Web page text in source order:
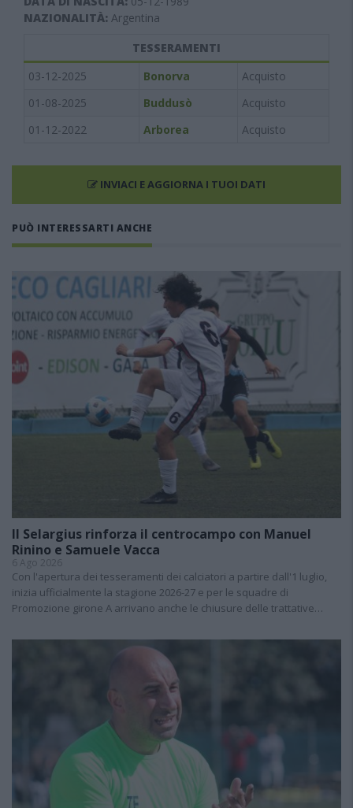
NAZIONALITÀ: Argentina
TESSERAMENTI
03-12-2025
Bonorva
Acquisto
01-08-2025
Buddusò
Acquisto
01-12-2022
Arborea Acquisto
INVIACI E AGGIORNA I TUOI DATI
PUÒ INTERESSARTI ANCHE
Il Selargius rinforza il centrocampo con Manuel
Rinino e Samuele Vacca
6 Ago 2026
Con l'apertura dei tesseramenti dei calciatori a partire dall'1 luglio,
inizia ufficialmente la stagione 2026-27 e per le squadre di
Promozione girone A arrivano anche le chiusure delle trattative…